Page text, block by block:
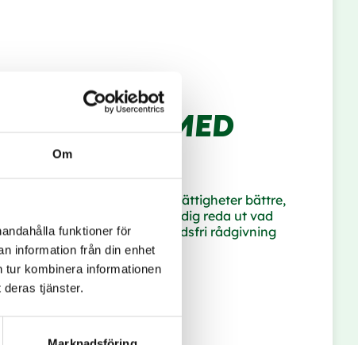
Om
funktioner för
information från din enhet
kombinera informationen
deras tjänster.
BÖRJAR MED
när du bara vill förstå dina rättigheter bättre,
att luta sig mot. Vi hjälper dig reda ut vad
är möjligt. Boka en kostnadsfri rådgivning